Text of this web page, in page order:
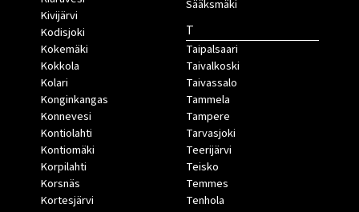
Kivijärvi
Kodisjoki
Kokemäki
Kokkola
Kolari
Konginkangas
Konnevesi
Kontiolahti
Kontiomäki
Korpilahti
Korsnäs
Kortesjärvi
Sääksmäki
T
Taipalsaari
Taivalkoski
Taivassalo
Tammela
Tampere
Tarvasjoki
Teerijärvi
Teisko
Temmes
Tenhola